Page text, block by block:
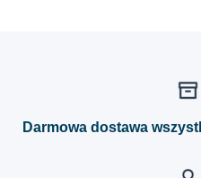
Darmowa dostawa